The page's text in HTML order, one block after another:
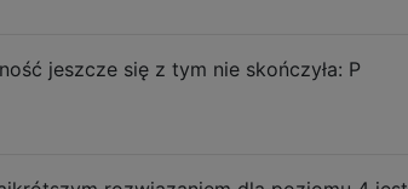
jeszcze się z tym nie skończyła: P